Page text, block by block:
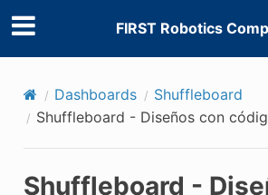
FIRST Robotics
Dashboards
Shuffleboard
Shuffleboard - Diseños con
Shuffleboard -